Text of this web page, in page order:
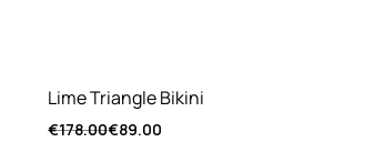
Lime Triangle Bikini
€178.00€89.00